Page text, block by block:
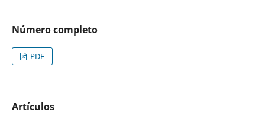
Número completo
PDF
Artículos